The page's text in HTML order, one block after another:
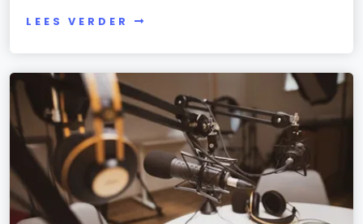
LEES VERDER